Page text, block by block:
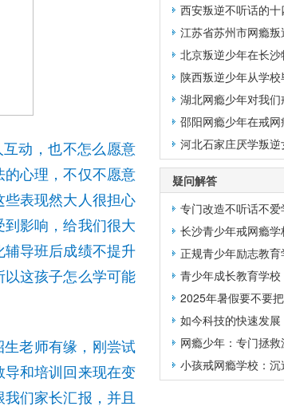
动，也不怎么愿意
心理，不仅不愿意
表现然大人很担心
影响，给我们很大
导班后成绩不提升
这孩子怎么学可能
老师有缘，刚尝试
和培训回来现在变
们家长汇报，并且
疑问解答